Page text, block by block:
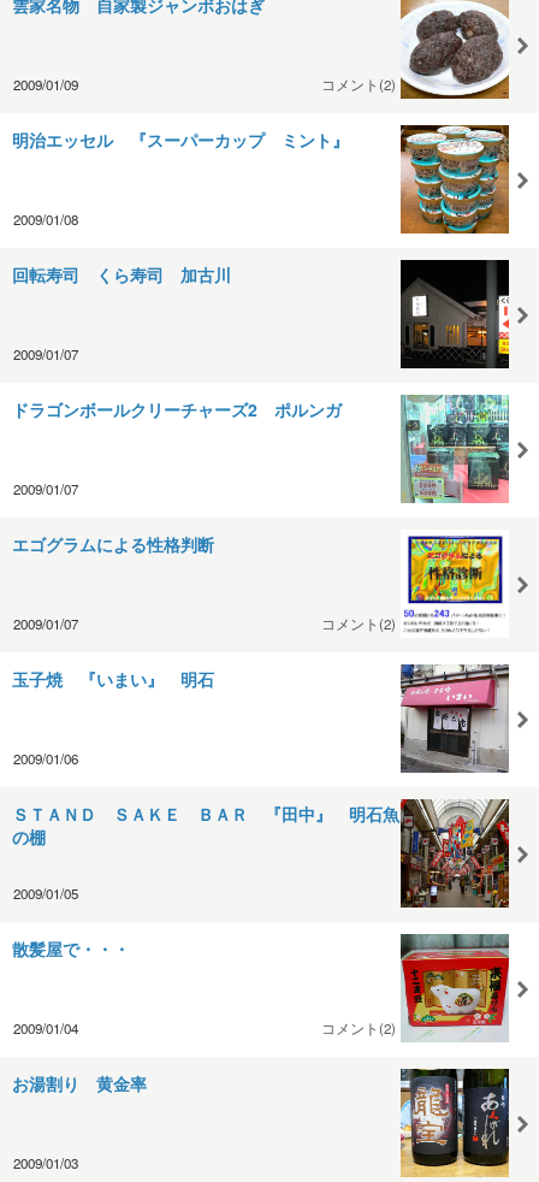
2009/01/09 コメント(2)
明治エッセル 『スーパーカップ ミント』
2009/01/08
回転寿司 くら寿司 加古川
2009/01/07
ドラゴンボールクリーチャーズ2 ポルンガ
2009/01/07
エゴグラムによる性格判断
2009/01/07 コメント(2)
玉子焼 『いまい』 明石
2009/01/06
ＳＴＡＮＤ ＳＡＫＥ ＢＡＲ 『田中』 明石魚
の棚
2009/01/05
散髪屋で・・・
2009/01/04 コメント(2)
お湯割り 黄金率
2009/01/03